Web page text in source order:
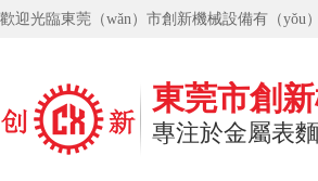
歡迎光臨東莞（wǎn）市創新機械設備有（yǒu
東莞市創
專注於金屬表